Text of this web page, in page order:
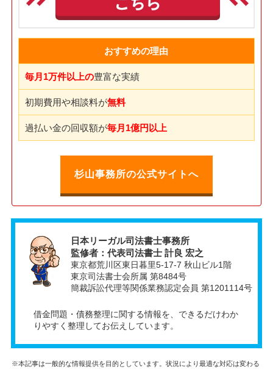
おすすめの理由
毎月1万件以上の豊富な実績
初期費用や相談料が無料
過払い金の回収額が毎月1億円以上
杉山事務所の公式サイトへ
日本リーガル司法書士事務所
監修者：代表司法書士 計良 宏之
東京都荒川区東日暮里5-17-7 秋山ビル1階
東京司法書士会所属 第8484号
簡裁訴訟代理等関係業務認定会員 第1201114号
借金問題・債務整理に関する情報を、できるだけわか
りやすく整理してお伝えしています。
※本記事は一般的な情報提供を目的としています。状況により最適な対応は変わる